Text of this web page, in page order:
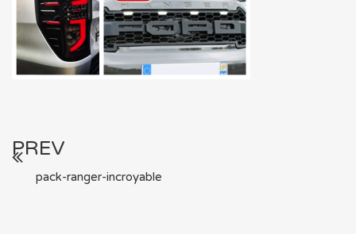
PREV
pack-ranger-incroyable